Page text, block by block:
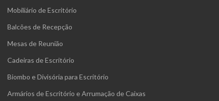
Mobiliário de Escritório
Balcões de Recepção
Mesas de Reunião
Cadeiras de Escritório
Biombo e Divisória para Escritório
Armários de Escritório e Arrumação de Caixas